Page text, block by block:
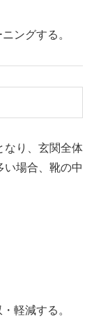
ングする。
なり、玄関全体
い場合、靴の中
軽減する。